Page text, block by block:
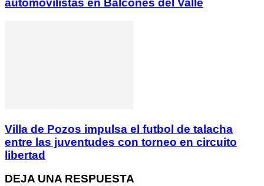
automovilistas en Balcones del Valle
Villa de Pozos impulsa el futbol de talacha
entre las juventudes con torneo en circuito
libertad
DEJA UNA RESPUESTA